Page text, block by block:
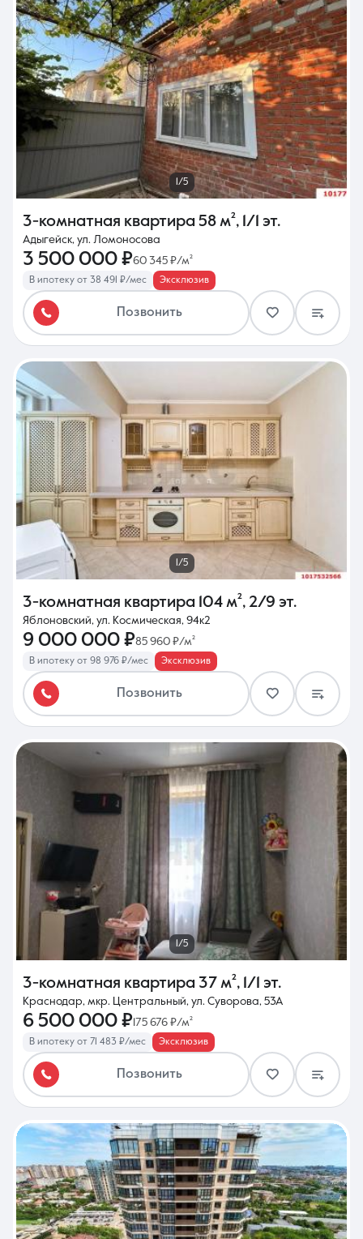
1/5
3-комнатная квартира 58 м², 1/1 эт.
Адыгейск, ул. Ломоносова
3 500 000 ₽60 345 ₽/м²
В ипотеку от 38 491 ₽/мес Эксклюзив
Позвонить
1/5
3-комнатная квартира 104 м², 2/9 эт.
Яблоновский, ул. Космическая, 94к2
9 000 000 ₽85 960 ₽/м²
В ипотеку от 98 976 ₽/мес Эксклюзив
Позвонить
1/5
3-комнатная квартира 37 м², 1/1 эт.
Краснодар, мкр. Центральный, ул. Суворова, 53А
6 500 000 ₽ 175 676 ₽/м²
В ипотеку от 71 483 ₽/мес Эксклюзив
Позвонить